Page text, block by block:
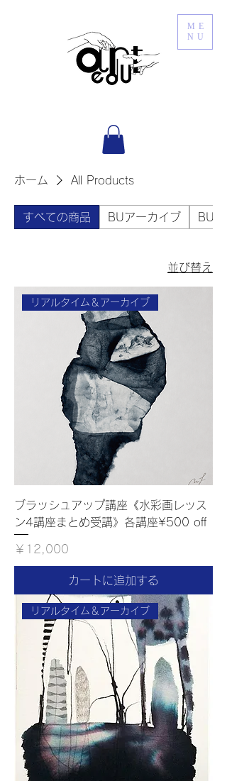
ME
NU
ホーム All Products
すべての商品 BUアーカイブ BUリ
並び替え
リアルタイム＆アーカイブ
ブラッシュアップ講座《水彩画レッス
ン4講座まとめ受講》各講座¥500 off
価格
￥12,000
カートに追加する
リアルタイム＆アーカイブ